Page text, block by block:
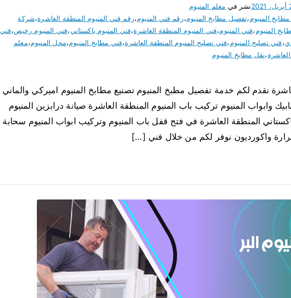
نشر في معلم المنيوم
المنيوم،تفصيل مطابخ المنيوم،رقم فني المنيوم،رقم فني المنيوم المنطقة العاشرة،شركة
المنيوم،فني المنيوم،فني المنيوم المنطقة العاشرة،فني المنيوم باكستاني،فني المنيوم رخيص،فني
،فني تصليح المنيوم،فني تصليح المنيوم المنطقة العاشرة،فني مطابخ المنيوم،محل المنيوم،معلم
،نقل مطابخ المنيوم
نقدم لكم خدمة تفصيل مطبخ المنيوم تصنيع مطابخ المنيوم اميركي والماني
وابواب المنيوم تركيب باب المنيوم المنطقة العاشرة صيانة درابزين المنيوم
المنطقة العاشرة في فتح قفل باب المنيوم وتركيب ابواب المنيوم سحابة
واكورديون نوفر لكم من خلال فني […]